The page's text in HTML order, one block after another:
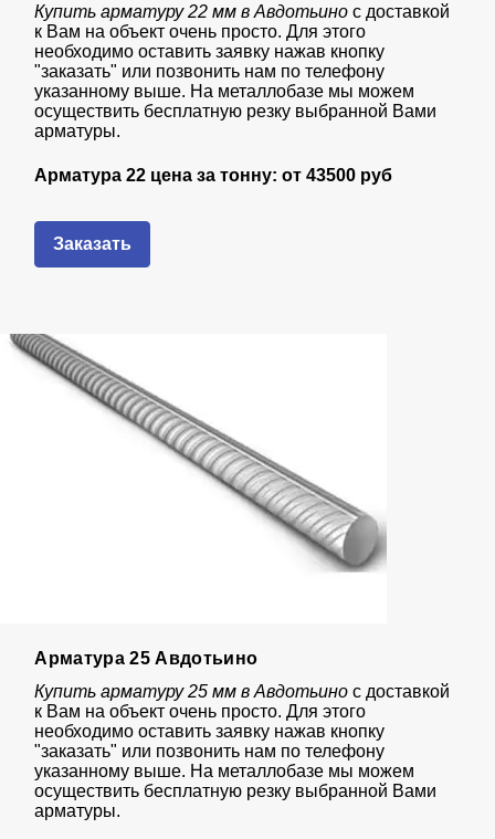
Купить арматуру 22 мм в Авдотьино с доставкой
к Вам на объект очень просто. Для этого
необходимо оставить заявку нажав кнопку
"заказать" или позвонить нам по телефону
указанному выше. На металлобазе мы можем
осуществить бесплатную резку выбранной Вами
арматуры.
Арматура 22 цена за тонну: от43500 руб
Заказать
Арматура 25 Авдотьино
Купить арматуру 25 мм в Авдотьино с доставкой
к Вам на объект очень просто. Для этого
необходимо оставить заявку нажав кнопку
"заказать" или позвонить нам по телефону
указанному выше. На металлобазе мы можем
осуществить бесплатную резку выбранной Вами
арматуры.